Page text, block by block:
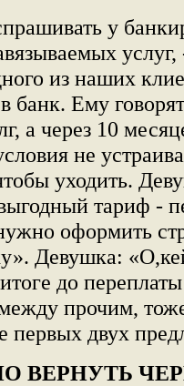
у
из наших
банк. Ему
а через 10
не
уходить.
тариф -
оформить
Девушка:
до
прочим,
первых двух
ВЕРНУТЬ